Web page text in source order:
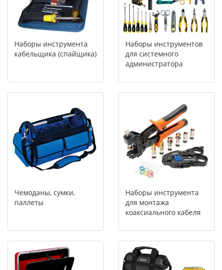
Наборы инструмента
кабельщика (спайщика)
Наборы инструментов
для системного
администратора
Чемоданы, сумки,
паллеты
Наборы инструмента
для монтажа
коаксиального кабеля